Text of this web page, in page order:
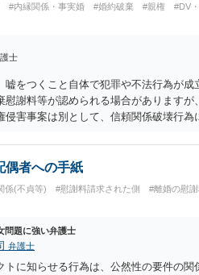
#内縁関係・事実婚 #婚約破棄 #親権 #DV
士
嘘をつくこと自体で犯罪や不法行為が
慰謝料等が認められる場合があります
侵害事案は別として、信頼関係破壊行
すので、むしろ結婚しなくてよかった
偶者への手紙
係(不貞等) #慰謝料請求された側 #離婚の慰
問題に強い弁護士
弁護士
トに知らせる行為は、公然性の要件の